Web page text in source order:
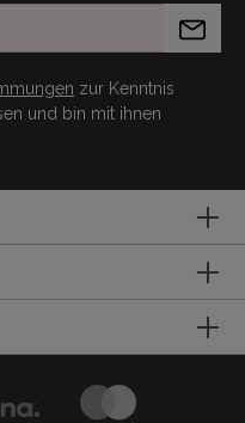
zur Kenntnis
und bin mit ihnen